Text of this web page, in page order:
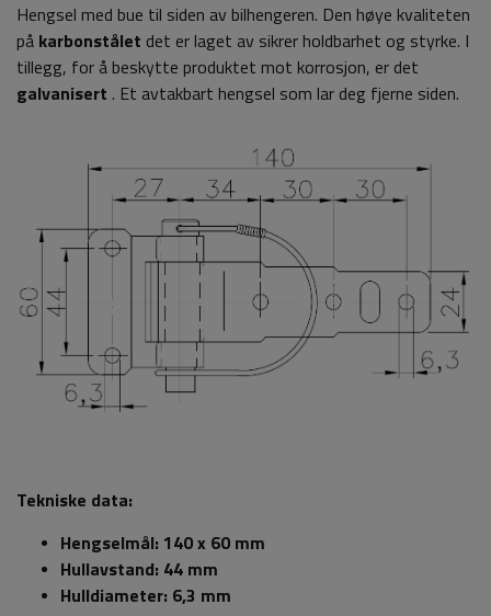
Hengsel med bue til siden av bilhengeren. Den høye kvaliteten
på karbonstålet det er laget av sikrer holdbarhet og styrke. I
tillegg, for å beskytte produktet mot korrosjon, er det
galvanisert . Et avtakbart hengsel som lar deg fjerne siden.
Tekniske data:
Hengselmål: 140 x 60 mm
Hullavstand: 44 mm
Hulldiameter: 6,3 mm